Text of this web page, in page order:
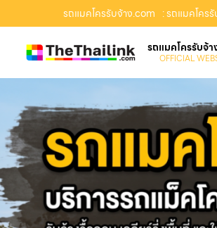
รถแมคโครรับจ้าง.com : รถแมคโคร
รถแมคโครรับจ้
OFFICIAL